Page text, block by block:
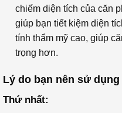
chiếm diện tích của căn
giúp bạn tiết kiệm diện
tính thẩm mỹ cao, giúp
trọng hơn.
Lý do bạn nên sử dụng
Thứ nhất: